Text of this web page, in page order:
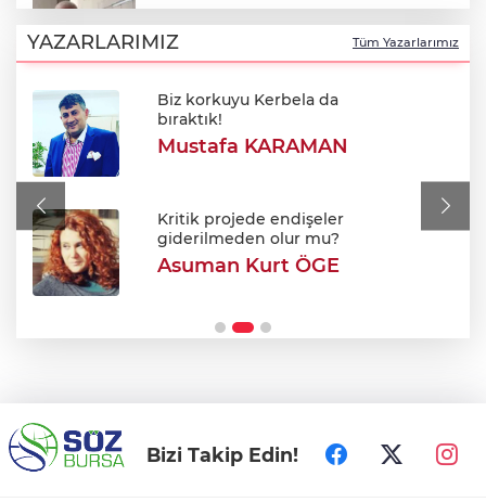
aklımın ucundan bile geçmez"
Oktay Yılmaz: "Spor yapmayan çocuk
kalmayacak"
Şehir Hastanesi'nde otopark çilesi
YAZARLARIMIZ Tüm Yazarlarımız
Biz korkuyu Kerbela da
bıraktık!
Mustafa KARAMAN
Kritik projede endişeler
giderilmeden olur mu?
Asuman Kurt ÖGE
Bizi Takip Edin!